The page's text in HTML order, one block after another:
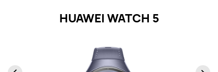
HUAWEI WATCH 5